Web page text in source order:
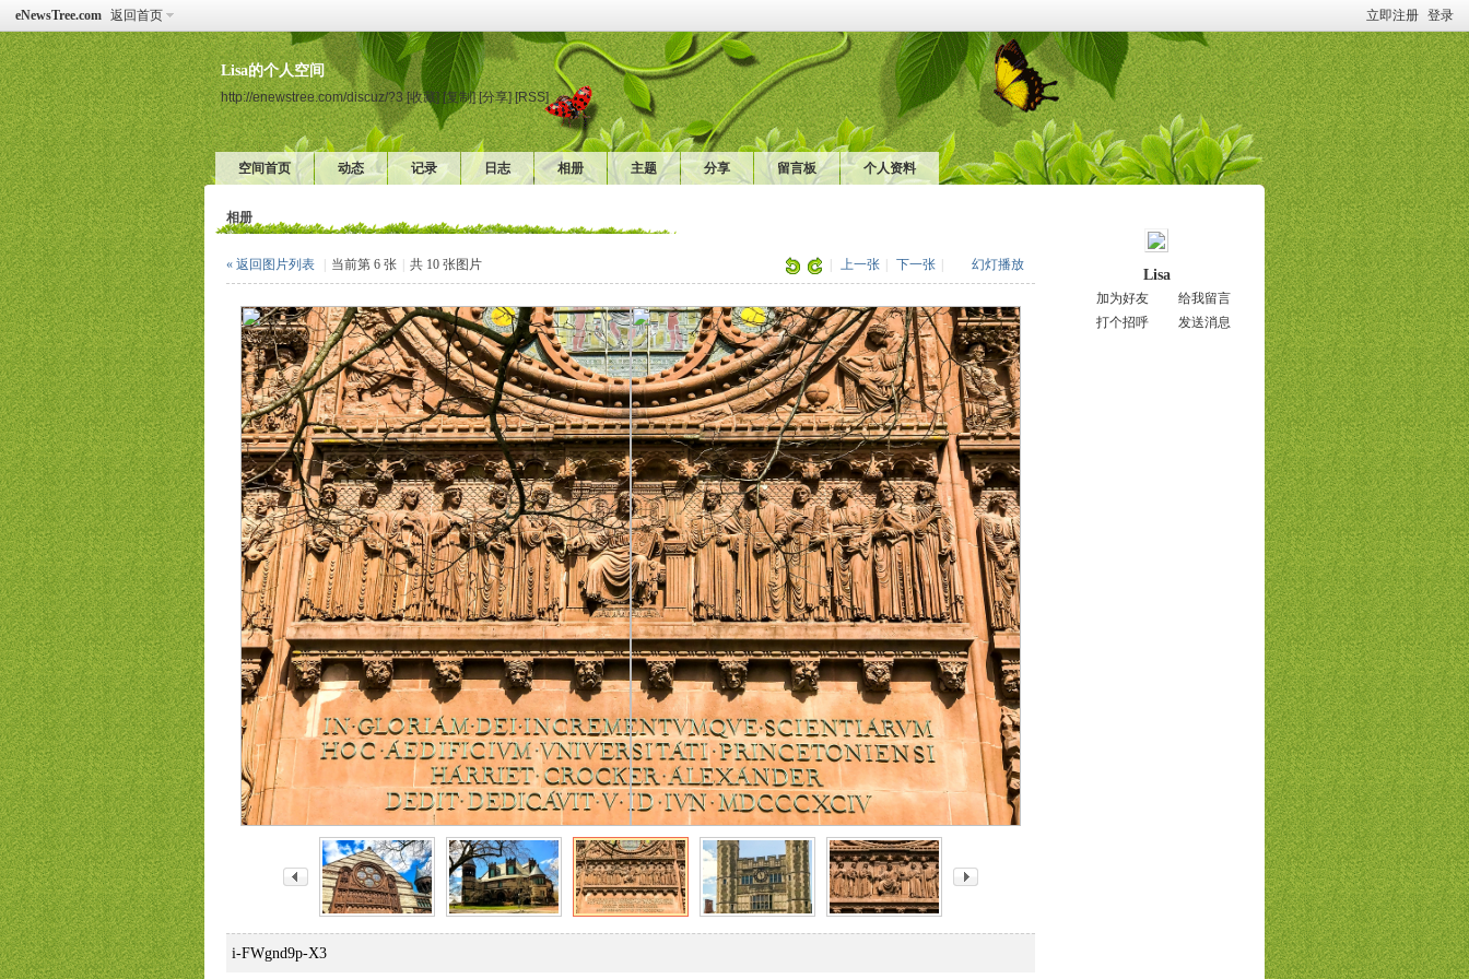
立即注册 登录
eNewsTree.com 返回首页
Lisa的个人空间
http://enewstree.com/discuz/?3 [收藏] [复制] [分享] [RSS]
空间首页 动态 记录 日志 相册 主题 分享 留言板 个人资料
相册
上一张 下一张 幻灯播放
« 返回图片列表 当前第 6 张 共 10 张图片
i-FWgnd9p-X3
Lisa
加为好友
给我留言
打个招呼
发送消息